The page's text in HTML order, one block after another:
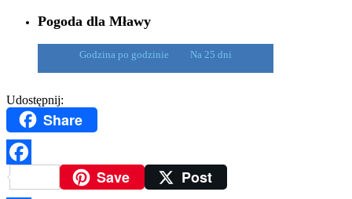
Pogoda dla Mławy
Godzina po godzinie Na 25 dni
Udostępnij:
Share
FacebookSave Post